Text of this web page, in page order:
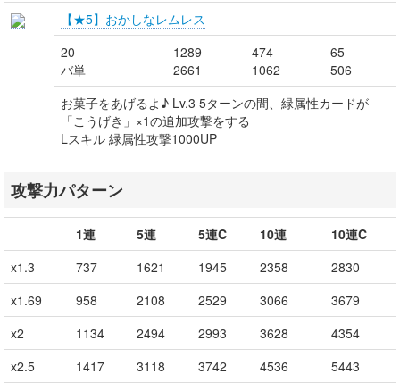
【★5】おかしなレムレス
20
バ単
1289
2661
474
1062
65
506
お菓子をあげるよ♪ Lv.3 5ターンの間、緑属性カードが
「こうげき」×1の追加攻撃をする
Lスキル 緑属性攻撃1000UP
攻撃力パターン
1連 5連 5連C 10連
10連C
x1.3
737 1621 1945 2358
2830
x1.69
958 2108 2529 3066
3679
x2
1134 2494 2993 3628
4354
x2.5
1417 3118 3742 4536
5443